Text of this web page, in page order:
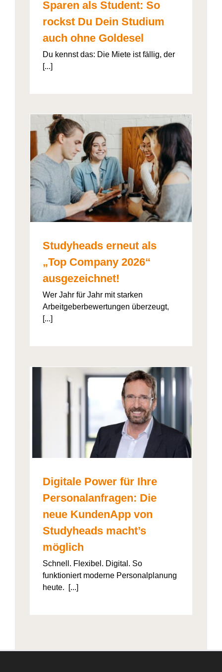
Sparen als Student: So
rockst Du Dein Studium
auch ohne Goldesel
Du kennst das: Die Miete ist fällig, der
[...]
Studyheads erneut als
„Top Company 2026“
ausgezeichnet!
Wer Jahr für Jahr mit starken
Arbeitgeberbewertungen überzeugt,
[...]
Digitale Power für Ihre
Personalanfragen: Die
neue KundenApp von
Studyheads macht’s
möglich
Schnell. Flexibel. Digital. So
funktioniert moderne Personalplanung
heute. [...]